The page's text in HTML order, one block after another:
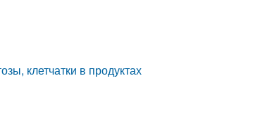
клетчатки в продуктах